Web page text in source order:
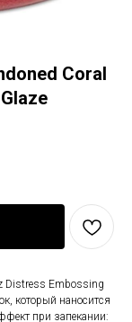
Coral
Distress Embossing
который наносится
при запекании: